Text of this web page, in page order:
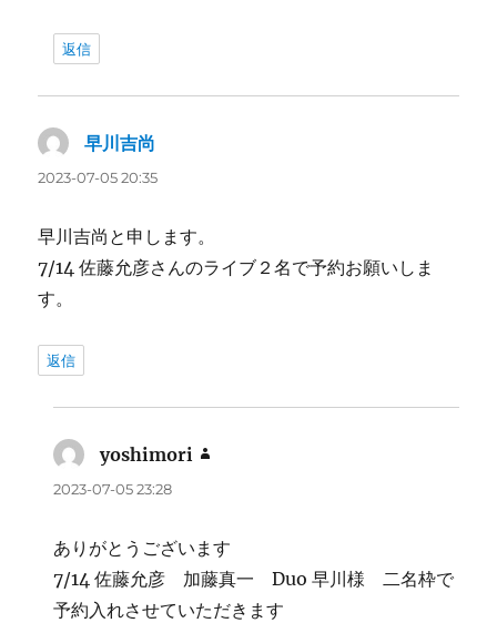
返信
早川吉尚
り:
2023-07-05 20:35
早川吉尚と申します。
7/14 佐藤允彦さんのライブ２名で予約お願いしま
す。
返信
yoshimori
2023-07-05 23:28
ありがとうございます
7/14 佐藤允彦 加藤真一 Duo 早川様 二名枠で
予約入れさせていただきます